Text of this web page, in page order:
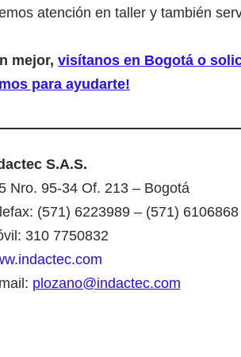
atención en taller y también
mejor, visítanos en Bogotá o
para ayudarte!
S.A.S.
Nro. 95-34 Of. 213 – Bogotá
(571) 6223989 – (571) 6106868
310 7750832
plozano@indactec.com